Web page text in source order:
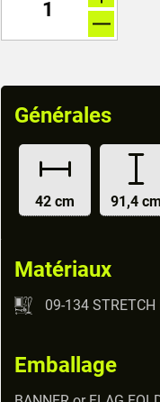
Générales
42 cm 91,4 cm
Matériaux
09-134
Emballage